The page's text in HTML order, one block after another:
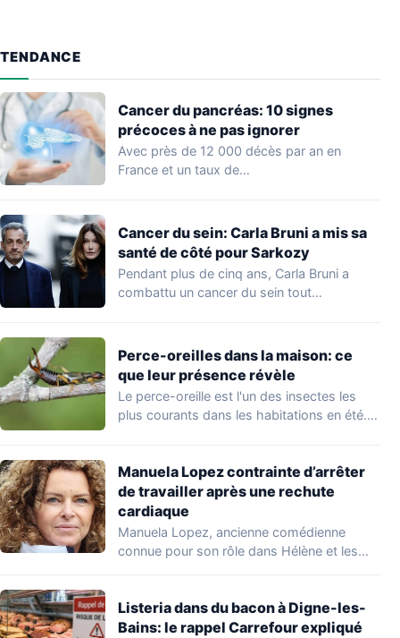
TENDANCE
Cancer du pancréas: 10 signes
précoces à ne pas ignorer
Avec près de 12 000 décès par an en
France et un taux de…
Cancer du sein: Carla Bruni a mis sa
santé de côté pour Sarkozy
Pendant plus de cinq ans, Carla Bruni a
combattu un cancer du sein tout…
Perce-oreilles dans la maison: ce
que leur présence révèle
Le perce-oreille est l'un des insectes les
plus courants dans les habitations en été.…
Manuela Lopez contrainte d’arrêter
de travailler après une rechute
cardiaque
Manuela Lopez, ancienne comédienne
connue pour son rôle dans Hélène et les
Listeria dans du bacon à Digne-les-
Bains: le rappel Carrefour expliqué